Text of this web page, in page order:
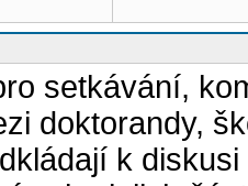
setkávání,
doktorandy,
k